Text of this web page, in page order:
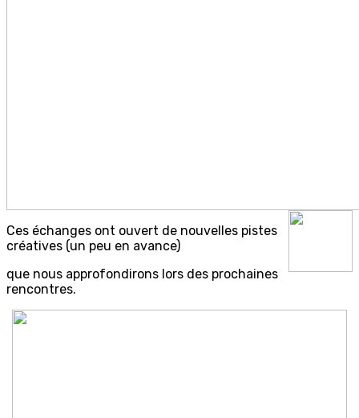
Ces échanges ont ouvert de nouvelles pistes
créatives (un peu en avance)
que nous approfondirons lors des prochaines
rencontres.